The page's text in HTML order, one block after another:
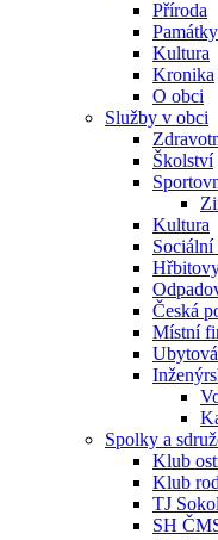
Příroda
Památky
Kultura
Kronika
O obci
Služby v obci
Školství
Kultura
Sociální
Česká
Místní
Spolky a
Klub
Klub
TJ
SH